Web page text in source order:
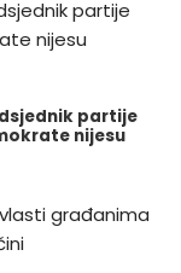
partije
nijesu